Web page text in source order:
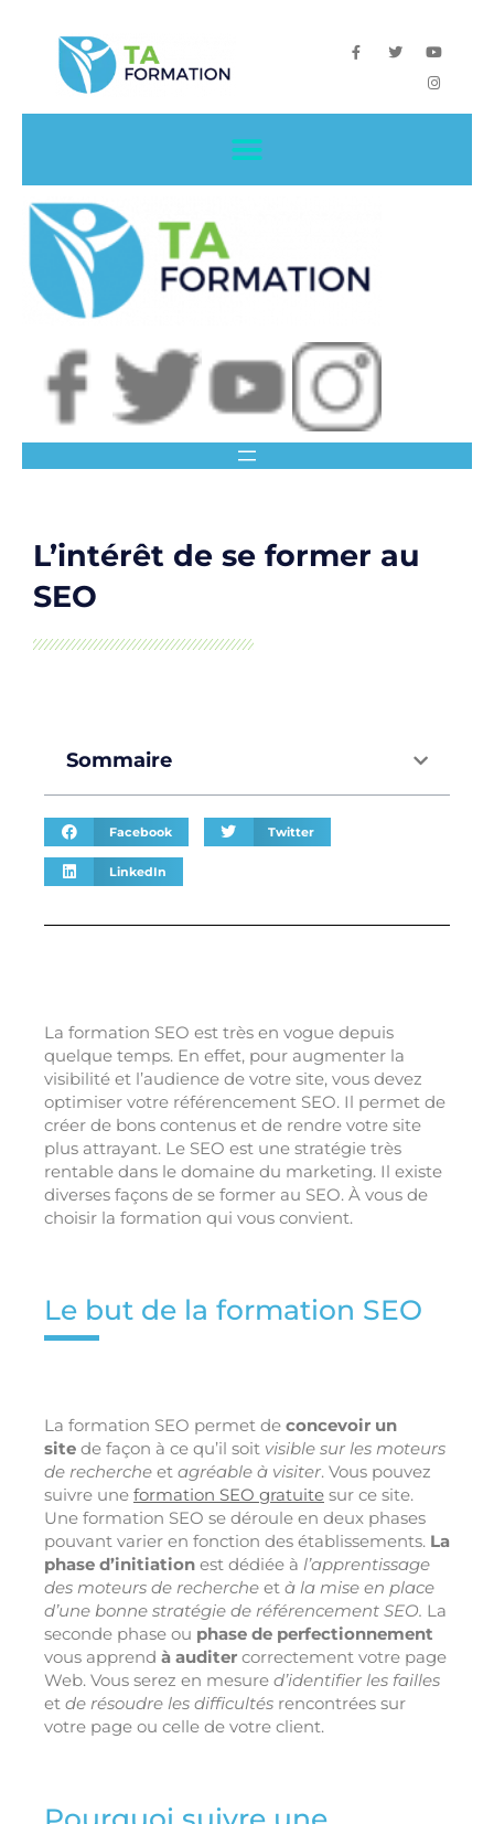
L’intérêt de se former au
SEO
Sommaire
Facebook Twitter
LinkedIn
La formation SEO est très en vogue depuis
quelque temps. En effet, pour augmenter la
visibilité et l’audience de votre site, vous devez
optimiser votre référencement SEO. Il permet de
créer de bons contenus et de rendre votre site
plus attrayant. Le SEO est une stratégie très
rentable dans le domaine du marketing. Il existe
diverses façons de se former au SEO. À vous de
choisir la formation qui vous convient.
Le but de la formation SEO
La formation SEO permet de concevoir un
site de façon à ce qu’il soit visible sur les moteurs
de recherche et agréable à visiter. Vous pouvez
suivre une formation SEO gratuite sur ce site.
Une formation SEO se déroule en deux phases
pouvant varier en fonction des établissements. La
phase d’initiation est dédiée à l’apprentissage
des moteurs de recherche et à la mise en place
d’une bonne stratégie de référencement SEO. La
seconde phase ou phase de perfectionnement
vous apprend à auditer correctement votre page
Web. Vous serez en mesure d’identifier les failles
et de résoudre les difficultés rencontrées sur
votre page ou celle de votre client.